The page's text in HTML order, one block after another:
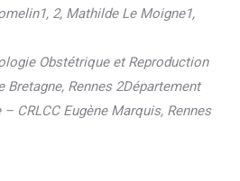
2, Mathilde Le Moigne1,
Obstétrique et Reproduction
Bretagne, Rennes 2Département
CRLCC Eugène Marquis, Rennes